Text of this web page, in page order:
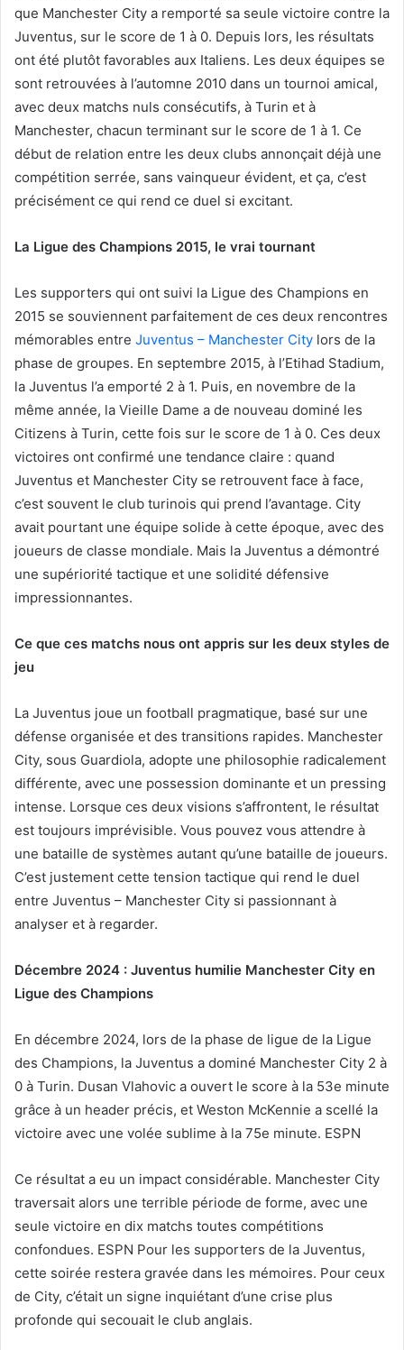
que Manchester City a remporté sa seule victoire contre la
Juventus, sur le score de 1 à 0. Depuis lors, les résultats
ont été plutôt favorables aux Italiens. Les deux équipes se
sont retrouvées à l’automne 2010 dans un tournoi amical,
avec deux matchs nuls consécutifs, à Turin et à
Manchester, chacun terminant sur le score de 1 à 1. Ce
début de relation entre les deux clubs annonçait déjà une
compétition serrée, sans vainqueur évident, et ça, c’est
précisément ce qui rend ce duel si excitant.
La Ligue des Champions 2015, le vrai tournant
Les supporters qui ont suivi la Ligue des Champions en
2015 se souviennent parfaitement de ces deux rencontres
mémorables entre Juventus – Manchester City lors de la
phase de groupes. En septembre 2015, à l’Etihad Stadium,
la Juventus l’a emporté 2 à 1. Puis, en novembre de la
même année, la Vieille Dame a de nouveau dominé les
Citizens à Turin, cette fois sur le score de 1 à 0. Ces deux
victoires ont confirmé une tendance claire : quand
Juventus et Manchester City se retrouvent face à face,
c’est souvent le club turinois qui prend l’avantage. City
avait pourtant une équipe solide à cette époque, avec des
joueurs de classe mondiale. Mais la Juventus a démontré
une supériorité tactique et une solidité défensive
impressionnantes.
Ce que ces matchs nous ont appris sur les deux styles de
jeu
La Juventus joue un football pragmatique, basé sur une
défense organisée et des transitions rapides. Manchester
City, sous Guardiola, adopte une philosophie radicalement
différente, avec une possession dominante et un pressing
intense. Lorsque ces deux visions s’affrontent, le résultat
est toujours imprévisible. Vous pouvez vous attendre à
une bataille de systèmes autant qu’une bataille de joueurs.
C’est justement cette tension tactique qui rend le duel
entre Juventus – Manchester City si passionnant à
analyser et à regarder.
Décembre 2024 : Juventus humilie Manchester City en
Ligue des Champions
En décembre 2024, lors de la phase de ligue de la Ligue
des Champions, la Juventus a dominé Manchester City 2 à
0 à Turin. Dusan Vlahovic a ouvert le score à la 53e minute
grâce à un header précis, et Weston McKennie a scellé la
victoire avec une volée sublime à la 75e minute. ESPN
Ce résultat a eu un impact considérable. Manchester City
traversait alors une terrible période de forme, avec une
seule victoire en dix matchs toutes compétitions
confondues. ESPN Pour les supporters de la Juventus,
cette soirée restera gravée dans les mémoires. Pour ceux
de City, c’était un signe inquiétant d’une crise plus
profonde qui secouait le club anglais.